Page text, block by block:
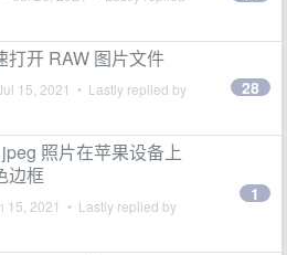
打开 RAW 图片文件
15, 2021 • Lastly replied by 28
照片在苹果设备上
边框
15, 2021 • Lastly replied by
1